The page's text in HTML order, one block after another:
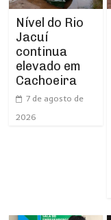
Nível do Rio
Jacuí
continua
elevado em
Cachoeira
7 de agosto de
2026